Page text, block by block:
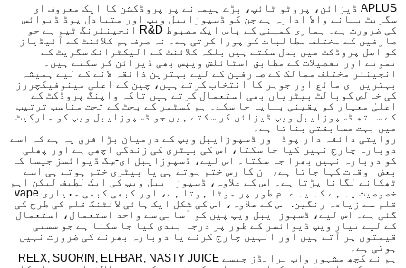
APLUS ڈیزائن، پروٹو ٹائپ، بڑے پیمانے پر پروڈکشن کا ایک معروف ای
سگریٹ بنانے والا ادارہ ہے جن کو ڈسپوزایبل ویپ اور متبادل پوڈ ڈیوائس
کی ضرورت ہے۔ ہماری کمپنی کے پاس ایک مضبوط R&D انجینئرنگ ٹیم ہے جو
صارفین کے مختلف مطالبات کو پورا کرتی ہے۔ نہ صرف ہم کلائنٹ کے آئیڈیاز
کو اصل پروڈکٹ میں بدل سکتے ہیں بلکہ کلائنٹ کے الیکٹرانک سگریٹ کے
نمونے اور تفصیلات کے مطابق اسٹائلش ویپس بھی ڈیزائن کر سکتے ہیں۔
انجینئر مختلف ممالک کے صارفین کے لیے بہترین ذائقہ لانے کے لیے ہمیشہ
بہترین ای مائع اور جوہر کا انتخاب کرتے ہیں، چین کے اعلیٰ مینوفیکچررز
کی خالص کوبالٹ بیٹریاں بھی استعمال کرتے ہیں تاکہ واپنگ پروڈکٹ کے
اعلیٰ معیار کو یقینی بنایا جا سکے۔ ہم کسٹمر کے بجٹ کے تحت مناسب ترتیب
کے ساتھ ڈسپوزایبل ویپ ڈیزائن کر سکتے ہیں جو ڈسپوزایبل ویپ کو مارکیٹ
میں بہت مسابقتی بناتا ہے۔
روایتی ذائقہ دار پوڈ اور ڈسپوزایبل ویپ کے درمیان بڑا فرق یہ ہے کہ اسے
دوبارہ چارج نہیں کیا جا سکتا، اس کی بیٹری کی زندگی اچھی ہے اور پھلی
کو دوبارہ نہیں بھرا جا سکتا۔ اس لیے، ڈسپوزایبل ای-سِگ ڈیوائسز جیسا کہ
بعض اوقات کہا جاتا ہے، ان کا رس ختم ہوتے ہی یا بیٹری ختم ہوتے ہی اسے
ٹھکانے لگانا پڑتا ہے۔ اس کے علاوہ، ڈسپوز ایبل ویپ کی ایک لطیف لیکن اہم
خصوصیت یہ ہے کہ یہ عام طور پر موٹا ہوتا ہے، اور کبھی کبھی معیاری vape
قلم سے زیادہ رنگین. اس کے علاوہ، اس کی شکل ایک ہائی لائٹنگ قلم کی طرح کی
گئی ہے۔ اس لیے، ڈسپوزایبل ویپ پین کو آسانی سے واحد استعمال، استعمال
کے لیے تیار ویپ ڈیوائسز کے طور پر درجہ بندی کیا جا سکتا ہے جو سستی
قیمتوں پر آتے ہیں اور انہیں چارج کرنے یا دوبارہ بھرنے کی ضرورت نہیں
ہوتی ہے۔
ہم نے کچھ مشہور واپ برانڈز جیسے RELX, SUORIN, ELFBAR, NASTY JUICE